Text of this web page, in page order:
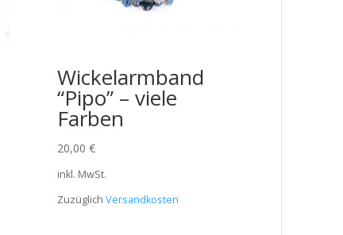
Wickelarmband
“Pipo” – viele
Farben
20,00 €
inkl. MwSt.
Zuzüglich Versandkosten